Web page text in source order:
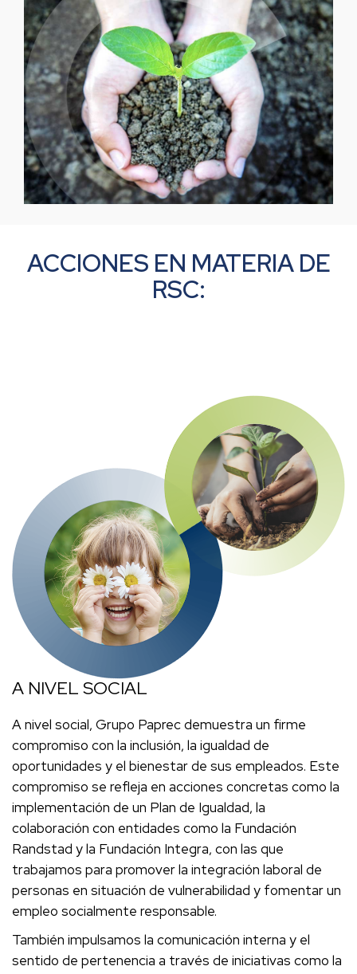
ACCIONES EN MATERIA DE
RSC:
A NIVEL SOCIAL
A nivel social, Grupo Paprec demuestra un firme
compromiso con la inclusión, la igualdad de
oportunidades y el bienestar de sus empleados. Este
compromiso se refleja en acciones concretas como la
implementación de un Plan de Igualdad, la
colaboración con entidades como la Fundación
Randstad y la Fundación Integra, con las que
trabajamos para promover la integración laboral de
personas en situación de vulnerabilidad y fomentar un
empleo socialmente responsable.
También impulsamos la comunicación interna y el
sentido de pertenencia a través de iniciativas como la